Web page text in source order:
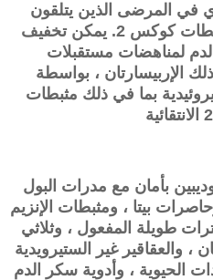
المرضى الذين يتلقون
و مثبطات كوكس 2. يمكن تخفيف
لمناهضات مستقبلات
2 ، بما في ذلك الإربيسارتان ، بواسطة
بما في ذلك مثبطات
بأمان مع مدرات البول
بيتا ، ومثبطات الإنزيم
طويلة المفعول ، وثلاثي
والعقاقير غير الستيرويدية
الحيوية ، وأدوية سكر الدم